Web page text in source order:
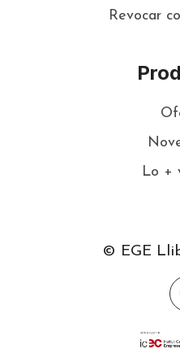
Revocar
Lo +
© EGE